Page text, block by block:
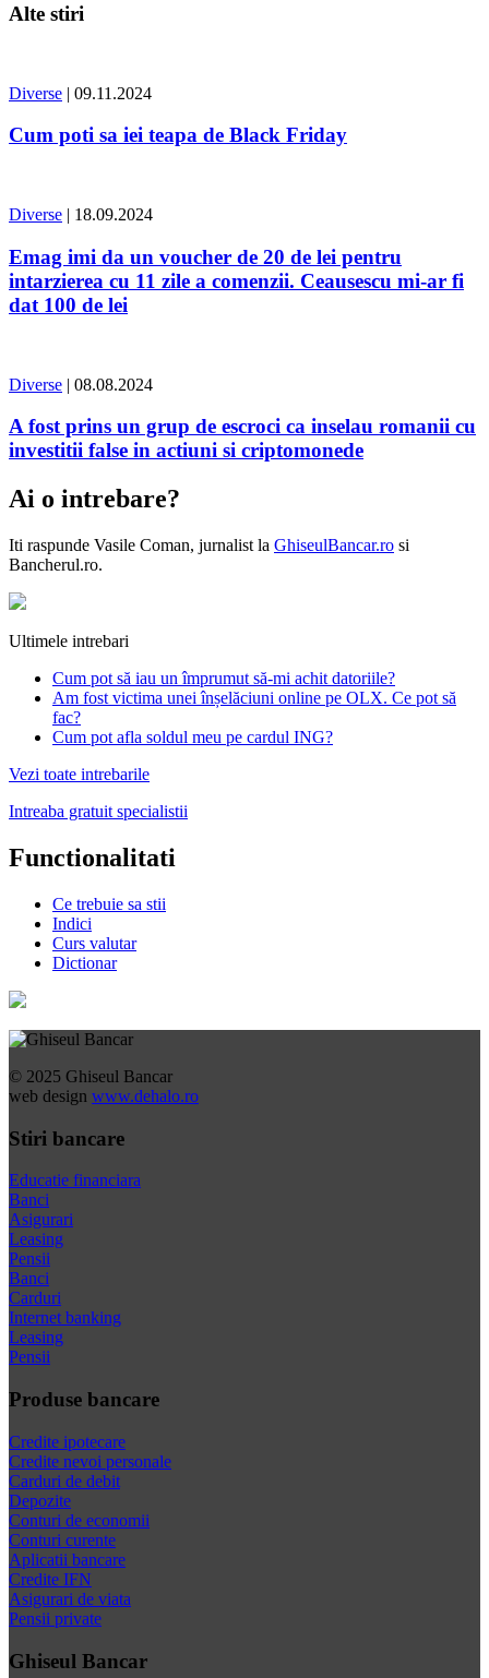
Alte stiri
Diverse | 09.11.2024
Cum poti sa iei teapa de Black Friday
Diverse | 18.09.2024
Emag imi da un voucher de 20 de lei pentru
intarzierea cu 11 zile a comenzii. Ceausescu mi-ar fi
dat 100 de lei
Diverse | 08.08.2024
A fost prins un grup de escroci ca inselau romanii cu
investitii false in actiuni si criptomonede
Ai o intrebare?
Iti raspunde Vasile Coman, jurnalist la GhiseulBancar.ro si
Bancherul.ro.
Ultimele intrebari
Cum pot să iau un împrumut să-mi achit datoriile?
Am fost victima unei înșelăciuni online pe OLX. Ce pot să
fac?
Cum pot afla soldul meu pe cardul ING?
Vezi toate intrebarile
Intreaba gratuit specialistii
Functionalitati
Ce trebuie sa stii
Indici
Curs valutar
Dictionar
© 2025 Ghiseul Bancar
web design www.dehalo.ro
Stiri bancare
Educatie financiara
Banci
Asigurari
Leasing
Pensii
Banci
Carduri
Internet banking
Leasing
Pensii
Produse bancare
Credite ipotecare
Credite nevoi personale
Carduri de debit
Depozite
Conturi de economii
Conturi curente
Aplicatii bancare
Credite IFN
Asigurari de viata
Pensii private
Ghiseul Bancar